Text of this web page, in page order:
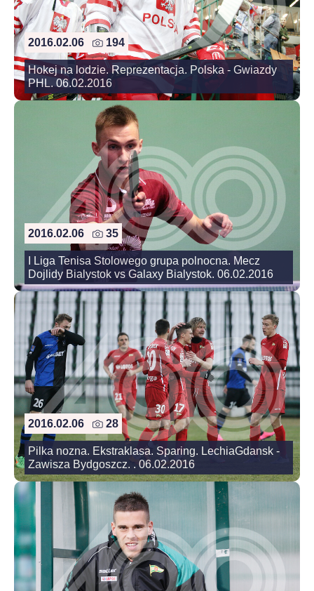
2016.02.06 194
Hokej na lodzie. Reprezentacja. Polska - Gwiazdy
PHL. 06.02.2016
2016.02.06 35
I Liga Tenisa Stolowego grupa polnocna. Mecz
Dojlidy Bialystok vs Galaxy Bialystok. 06.02.2016
2016.02.06 28
Pilka nozna. Ekstraklasa. Sparing. LechiaGdansk -
Zawisza Bydgoszcz. . 06.02.2016